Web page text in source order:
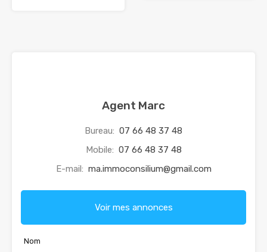
Agent Marc
Bureau: 07 66 48 37 48
Mobile: 07 66 48 37 48
E-mail: ma.immoconsilium@gmail.com
Voir mes annonces
Nom